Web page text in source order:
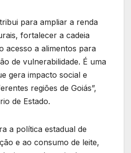
para ampliar a renda
fortalecer a cadeia
acesso a alimentos para
de vulnerabilidade. É uma
gera impacto social e
regiões de Goiás”,
de Estado.
a política estadual de
e ao consumo de leite,